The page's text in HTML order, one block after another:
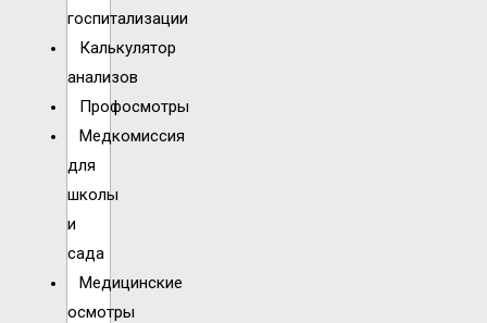
госпитализации
Калькулятор
анализов
Профосмотры
Медкомиссия
для
школы
и
сада
Медицинские
осмотры